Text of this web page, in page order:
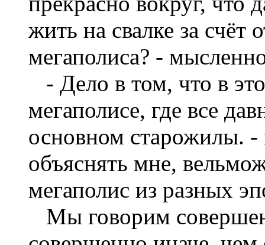
жить на свалке за
мегаполиса? -
- Дело в том, что в
мегаполисе, где все
основном старожилы.
объяснять мне,
мегаполис из разных
Мы говорим